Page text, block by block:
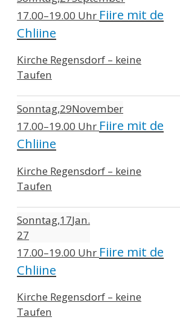
17.00–19.00 Uhr Fiire mit de
Chliine
Kirche Regensdorf – keine
Taufen
Sonntag 29November
17.00–19.00 Uhr Fiire mit de
Chliine
Kirche Regensdorf – keine
Taufen
Sonntag 17Jan.
27
17.00–19.00 Uhr Fiire mit de
Chliine
Kirche Regensdorf – keine
Taufen